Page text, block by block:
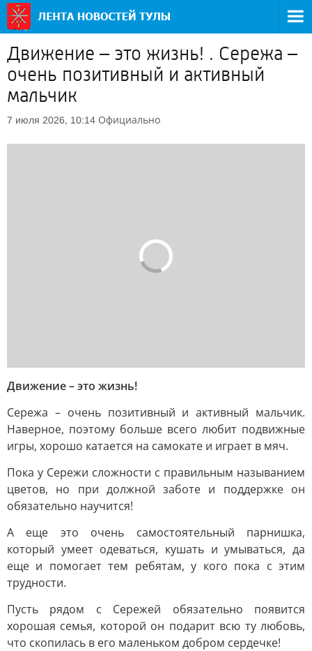
Движение – это жизнь! . Сережа –
очень позитивный и активный
мальчик
7 июля 2026, 10:14 Официально
Движение – это жизнь!
Сережа – очень позитивный и активный мальчик.
Наверное, поэтому больше всего любит подвижные
игры, хорошо катается на самокате и играет в мяч.
Пока у Сережи сложности с правильным называнием
цветов, но при должной заботе и поддержке он
обязательно научится!
А еще это очень самостоятельный парнишка,
который умеет одеваться, кушать и умываться, да
еще и помогает тем ребятам, у кого пока с этим
трудности.
Пусть рядом с Сережей обязательно появится
хорошая семья, которой он подарит всю ту любовь,
что скопилась в его маленьком добром сердечке!